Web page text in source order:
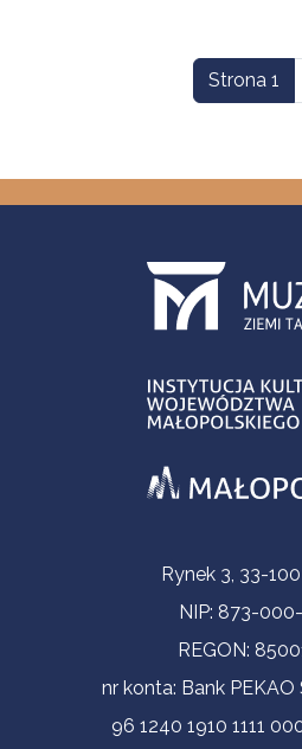
Strona 1
Informacje kontaktowe
Rynek 3, 33-
NIP: 873-
REGON:
nr konta: Bank
96 1240 1910 1111